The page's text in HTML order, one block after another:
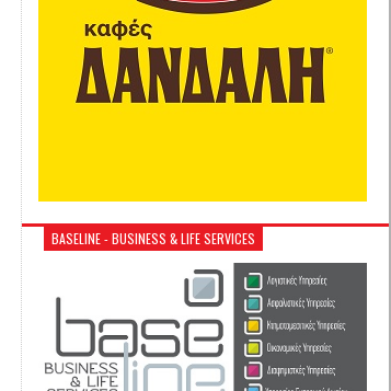
BASELINE - BUSINESS & LIFE SERVICES